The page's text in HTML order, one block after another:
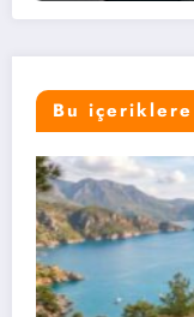
Bu